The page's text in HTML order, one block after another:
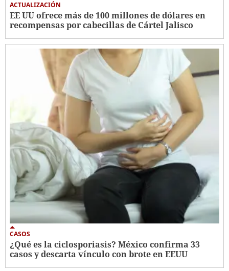
ACTUALIZACIÓN
EE UU ofrece más de 100 millones de dólares en
recompensas por cabecillas de Cártel Jalisco
CASOS
¿Qué es la ciclosporiasis? México confirma 33
casos y descarta vínculo con brote en EEUU